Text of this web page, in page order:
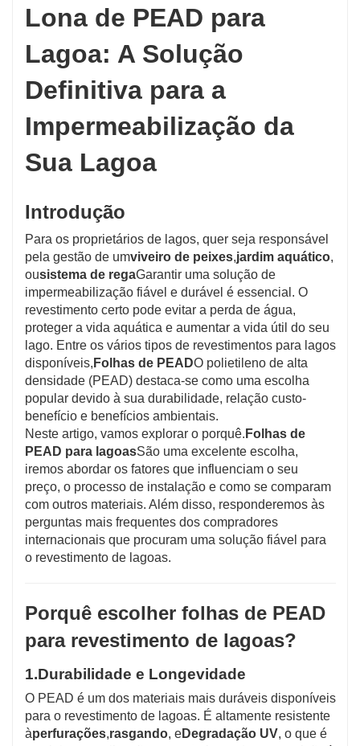
Lona de PEAD para
Lagoa: A Solução
Definitiva para a
Impermeabilização da
Sua Lagoa
Introdução
Para os proprietários de lagos, quer seja responsável
pela gestão de umviveiro de peixes,jardim aquático,
ousistema de regaGarantir uma solução de
impermeabilização fiável e durável é essencial. O
revestimento certo pode evitar a perda de água,
proteger a vida aquática e aumentar a vida útil do seu
lago. Entre os vários tipos de revestimentos para lagos
disponíveis, Folhas de PEADO polietileno de alta
densidade (PEAD) destaca-se como uma escolha
popular devido à sua durabilidade, relação custo-
benefício e benefícios ambientais.
Neste artigo, vamos explorar o porquê. Folhas de
PEAD para lagoasSão uma excelente escolha,
iremos abordar os fatores que influenciam o seu
preço, o processo de instalação e como se comparam
com outros materiais. Além disso, responderemos às
perguntas mais frequentes dos compradores
internacionais que procuram uma solução fiável para
o revestimento de lagoas.
Porquê escolher folhas de PEAD
para revestimento de lagoas?
1.Durabilidade e Longevidade
O PEAD é um dos materiais mais duráveis ​​disponíveis
para o revestimento de lagoas. É altamente resistente
àperfurações,rasgando, eDegradação UV, o que é